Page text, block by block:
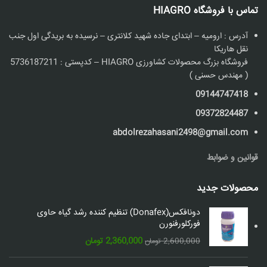
تماس با فروشگاه HIAGRO
آدرس : ارومیه – ابتدای جاده شهید کلانتری – نرسیده به بریدگی اول جنب
نقل هاریکا
فروشگاه بزرگ محصولات کشاورزی HIAGRO – کدپستی : 5736187211
( مهندس حسنی )
09144747418
09372824487
abdolrezahasani2498@gmail.com
قوانین و ضوابط
محصولات جدید
دونافکس(Donafex) تنظیم کننده رشد گیاه حاوی
فورکلورفنورن
2,600,000 تومان قیمت
اصلی:
2,360,000 تومانقیمت
فعلی: